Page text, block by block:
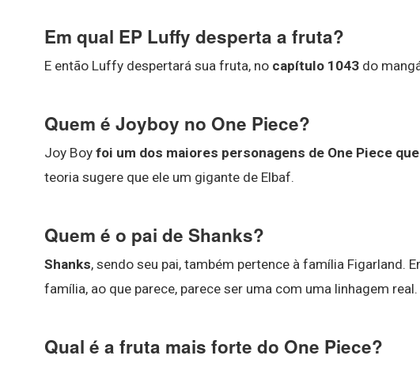
Em qual EP Luffy desperta a fruta?
E então Luffy despertará sua fruta, no capítulo 1043 do
Quem é Joyboy no One Piece?
Joy Boy foi um dos maiores personagens de One Piece
teoria sugere que ele um gigante de Elbaf.
Quem é o pai de Shanks?
Shanks, sendo seu pai, também pertence à família Figarland.
família, ao que parece, parece ser uma com uma linhagem real.
Qual é a fruta mais forte do One Piece?